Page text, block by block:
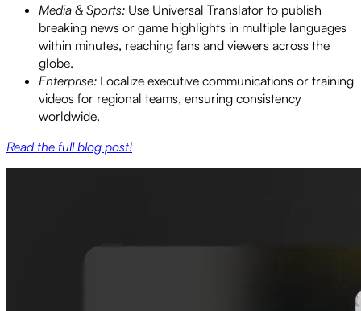
Media & Sports: Use Universal Translator to publish
breaking news or game highlights in multiple languages
within minutes, reaching fans and viewers across the
globe.
Enterprise: Localize executive communications or training
videos for regional teams, ensuring consistency
worldwide.
Read the full blog post!